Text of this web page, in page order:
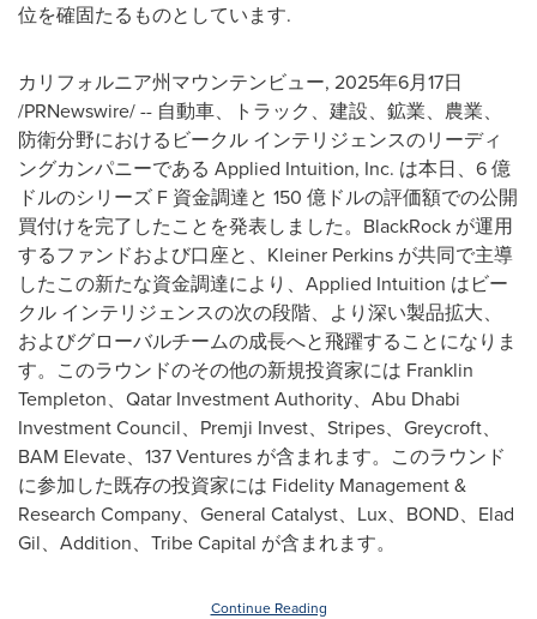
位を確固たるものとしています.
カリフォルニア州マウンテンビュー, 2025年6月17日
/PRNewswire/ -- 自動車、トラック、建設、鉱業、農業、
防衛分野におけるビークル インテリジェンスのリーディ
ングカンパニーである Applied Intuition, Inc. は本日、6 億
ドルのシリーズ F 資金調達と 150 億ドルの評価額での公開
買付けを完了したことを発表しました。BlackRock が運用
するファンドおよび口座と、Kleiner Perkins が共同で主導
したこの新たな資金調達により、Applied Intuition はビー
クル インテリジェンスの次の段階、より深い製品拡大、
およびグローバルチームの成長へと飛躍することになりま
す。このラウンドのその他の新規投資家には Franklin
Templeton、Qatar Investment Authority、Abu Dhabi
Investment Council、Premji Invest、Stripes、Greycroft、
BAM Elevate、137 Ventures が含まれます。このラウンド
に参加した既存の投資家には Fidelity Management &
Research Company、General Catalyst、Lux、BOND、Elad
Gil、Addition、Tribe Capital が含まれます。
Continue Reading